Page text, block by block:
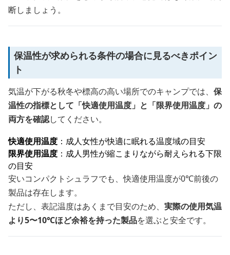
断しましょう。
保温性が求められる条件の場合に見るべきポイン
ト
気温が下がる秋冬や標高の高い場所でのキャンプでは、 保
温性の指標として「快適使用温度」と「限界使用温度」の
両方を確認してください。
快適使用温度 ：成人女性が快適に眠れる温度域の目安
限界使用温度 ：成人男性が縮こまりながら耐えられる下限
の目安
安いコンパクトシュラフでも、快適使用温度が0℃前後の
製品は存在します。
ただし、表記温度はあくまで目安のため、 実際の使用気温
より5〜10℃ほど余裕を持った製品を選ぶと安全です。